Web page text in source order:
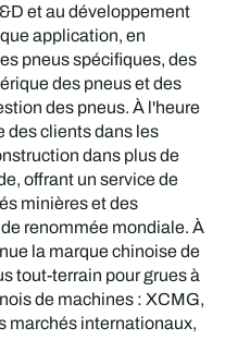
et au développement
application, en
pneus spécifiques, des
des pneus et des
des pneus. À l'heure
des clients dans les
dans plus de
offrant un service de
minières et des
renommée mondiale. À
la marque chinoise de
tout-terrain pour grues à
de machines : XCMG,
marchés internationaux,